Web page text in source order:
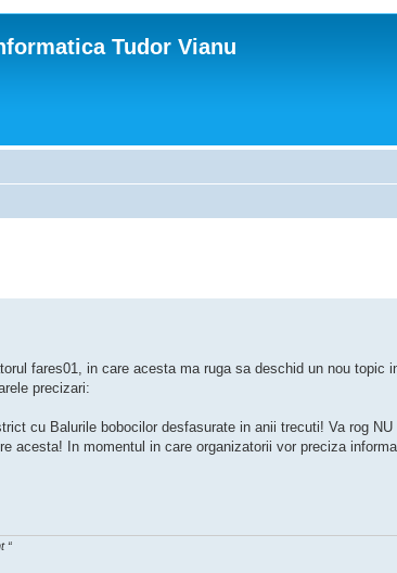
Tudor Vianu
fares01, in care acesta ma ruga sa deschid un nou topic
precizari:
cu Balurile bobocilor desfasurate in anii trecuti! Va rog
acesta! In momentul in care organizatorii vor preciza
“